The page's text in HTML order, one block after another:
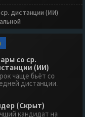
дистанции (ИИ)
со ср.
(ИИ)
чаще бьёт со
дистанции.
(Скрыт)
кандидат на